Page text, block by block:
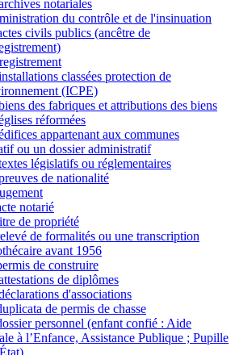
notariales
du contrôle et de l'insinuation
civils publics (ancêtre de
classées protection de
(ICPE)
des fabriques et attributions des biens
réformées
appartenant aux communes
ou un dossier administratif
législatifs ou réglementaires
de nationalité
notarié
de propriété
de formalités ou une transcription
avant 1956
de construire
de diplômes
d'associations
de permis de chasse
personnel (enfant confié : Aide
à l’Enfance, Assistance Publique ; Pupille